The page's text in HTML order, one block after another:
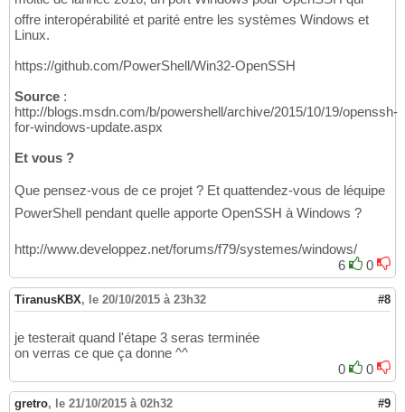
offre interopérabilité et parité entre les systèmes Windows et
Linux.
https://github.com/PowerShell/Win32-OpenSSH
Source :
http://blogs.msdn.com/b/powershell/archive/2015/10/19/openssh-
for-windows-update.aspx
Et vous ?
Que pensez-vous de ce projet ? Et quattendez-vous de léquipe
PowerShell pendant quelle apporte OpenSSH à Windows ?
http://www.developpez.net/forums/f79/systemes/windows/
6
0
TiranusKBX, le 20/10/2015 à 23h32 #8
je testerait quand l'étape 3 seras terminée
on verras ce que ça donne ^^
0
0
gretro, le 21/10/2015 à 02h32 #9